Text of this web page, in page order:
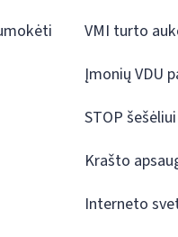
VMI turto
Įmonių VDU
STOP šešėliui
Krašto
Interneto